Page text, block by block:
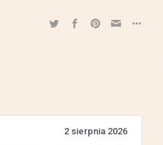
2 sierpnia 2026